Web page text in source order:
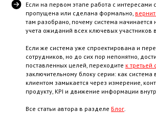
Если на первом этапе работа с интересами
пропущена или сделана формально,
там разобрано, почему система начинается
учета ожиданий всех ключевых участников
Если же система уже спроектирована и
сотрудников, но до сих пор непонятно,
поставленных целей, переходите к третьей
заключительному блоку серии: как система
клиентом замыкается через измерение,
продукту, KPI и движение информации
Все статьи автора в разделе Блог.